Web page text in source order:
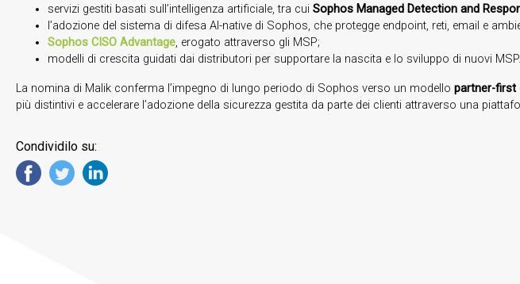
servizi gestiti basati sull’intelligenza artificiale, tra cui Sophos Managed Detection and
l’adozione del sistema di difesa AI-native di Sophos, che protegge endpoint, reti, email e
Sophos CISO Advantage, erogato attraverso gli MSP;
modelli di crescita guidati dai distributori per supportare la nascita e lo sviluppo di nuovi MSP.
La nomina di Malik conferma l’impegno di lungo periodo di Sophos verso un modello partner-first
più distintivi e accelerare l’adozione della sicurezza gestita da parte dei clienti attraverso una
Condividilo su: